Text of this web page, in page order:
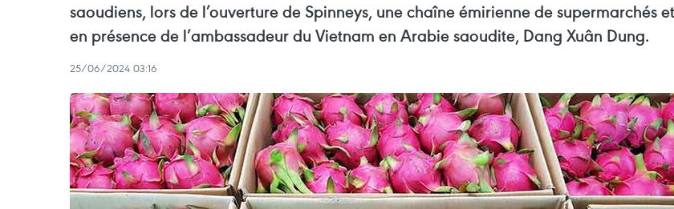
saoudiens, lors de l’ouverture de Spinneys, une chaîne émirienne de supermarchés
en présence de l’ambassadeur du Vietnam en Arabie saoudite, Dang Xuân Dung.
25/06/2024 03:16